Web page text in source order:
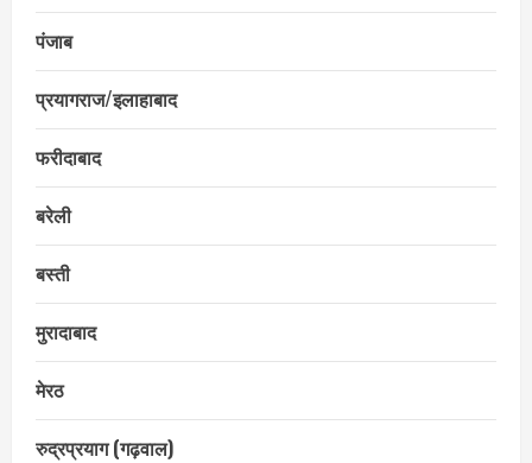
पंजाब
प्रयागराज/इलाहाबाद
फरीदाबाद
बरेली
बस्ती
मुरादाबाद
मेरठ
रुद्रप्रयाग (गढ़वाल)